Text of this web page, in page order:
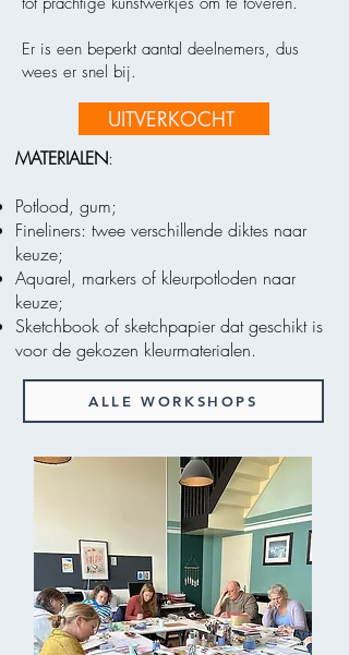
Er is een beperkt aantal deelnemers, dus
wees er snel bij.
UITVERKOCHT
MATERIALEN:
Potlood, gum;
Fineliners: twee verschillende diktes naar
keuze;
Aquarel, markers of kleurpotloden naar
keuze;
Sketchbook of sketchpapier dat geschikt is
voor de gekozen kleurmaterialen.
ALLE WORKSHOPS